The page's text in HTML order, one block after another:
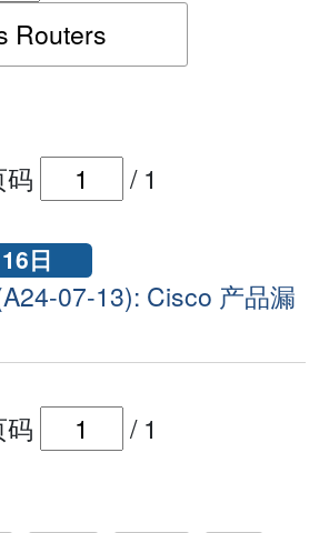
ID 搜寻保安警报
码 / 1
日
07-13): Cisco 产品漏
码 / 1